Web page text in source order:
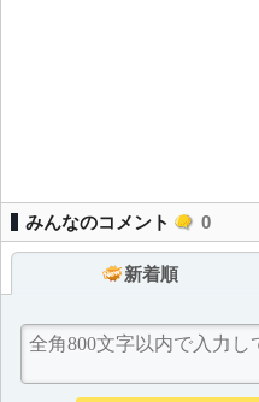
みんなのコメント 0
新着順